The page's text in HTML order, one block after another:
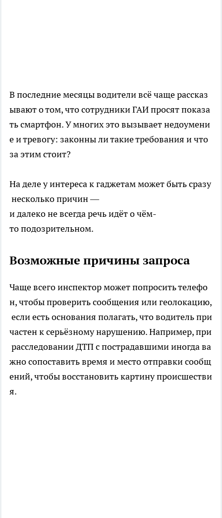
В последние месяцы водители всё чаще рассказ
ывают о том, что сотрудники ГАИ просят показа
ть смартфон. У многих это вызывает недоумени
е и тревогу: законны ли такие требования и что
за этим стоит?
На деле у интереса к гаджетам может быть сразу
несколько причин —
и далеко не всегда речь идёт о чём-
то подозрительном.
Возможные причины запроса
Чаще всего инспектор может попросить телефо
н, чтобы проверить сообщения или геолокацию,
если есть основания полагать, что водитель при
частен к серьёзному нарушению. Например, при
расследовании ДТП с пострадавшими иногда ва
жно сопоставить время и место отправки сообщ
ений, чтобы восстановить картину происшестви
я.